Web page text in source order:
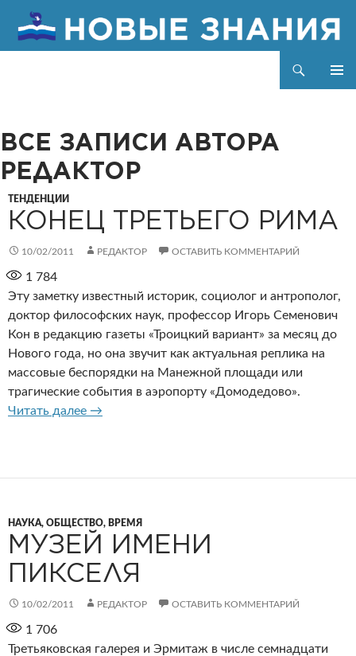
ВСЕ ЗАПИСИ АВТОРА
РЕДАКТОР
ТЕНДЕНЦИИ
КОНЕЦ ТРЕТЬЕГО РИМА
10/02/2011 РЕДАКТОР ОСТАВИТЬ КОММЕНТАРИЙ
1 784
Эту заметку известный историк, социолог и антрополог,
доктор философских наук, профессор Игорь Семенович
Кон в редакцию газеты «Троицкий вариант» за месяц до
Нового года, но она звучит как актуальная реплика на
массовые беспорядки на Манежной площади или
трагические события в аэропорту «Домодедово».
Читать далее Конец Третьего Рима
→
НАУКА, ОБЩЕСТВО, ВРЕМЯ
МУЗЕЙ ИМЕНИ
ПИКСЕЛЯ
10/02/2011 РЕДАКТОР ОСТАВИТЬ КОММЕНТАРИЙ
1 706
Третьяковская галерея и Эрмитаж в числе семнадцати